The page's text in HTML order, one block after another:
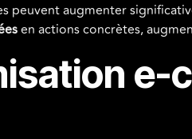
peuvent augmenter
en actions concrètes,
e-